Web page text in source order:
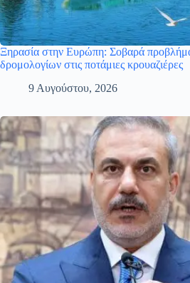
Ξηρασία στην Ευρώπη: Σοβαρά
δρομολογίων στις ποτάμιες κρουαζιέρες
9 Αυγούστου, 2026